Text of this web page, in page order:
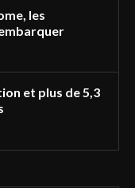
les
et plus de 5,3